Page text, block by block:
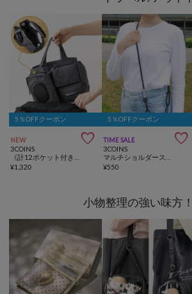
5％OFFクーポン
NEW 
3COINS
¥1,320
5％OFFクーポン
TIME SALE 
3COINS
¥550
小物整理の強い味方